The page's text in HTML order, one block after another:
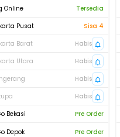
Online
Tersedia
Pusat
Sisa 4
Barat
Habis
Utara
Habis
Habis
Habis
Bekasi
Pre Order
Depok
Pre Order